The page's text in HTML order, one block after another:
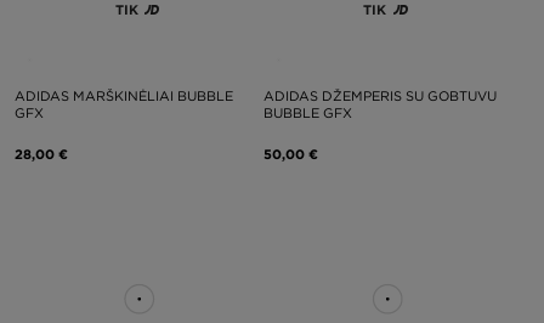
TIK
ADIDAS MARŠKINĖLIAI BUBBLE
GFX
28,00 €
TIK
ADIDAS DŽEMPERIS SU GOBTUVU
BUBBLE GFX
50,00 €